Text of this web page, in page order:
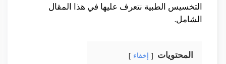
التخسيس الطبية نتعرف عليها في هذا المقال
الشامل.
المحتويات إخفاء